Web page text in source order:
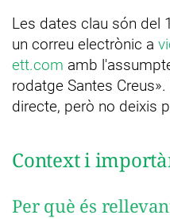
Les dates clau són del
un correu electrònic a
ett.com amb
rodatge Santes
directe, però no deixis
Context i
Per què és